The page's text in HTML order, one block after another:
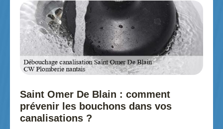
Saint Omer De Blain : comment
prévenir les bouchons dans vos
canalisations ?